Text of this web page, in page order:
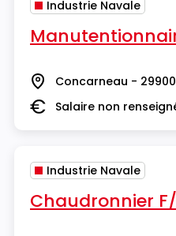
Industrie Navale
Lieu Concarneau - 29900
SalaireSalaire non
Industrie Navale
Chaudronnier